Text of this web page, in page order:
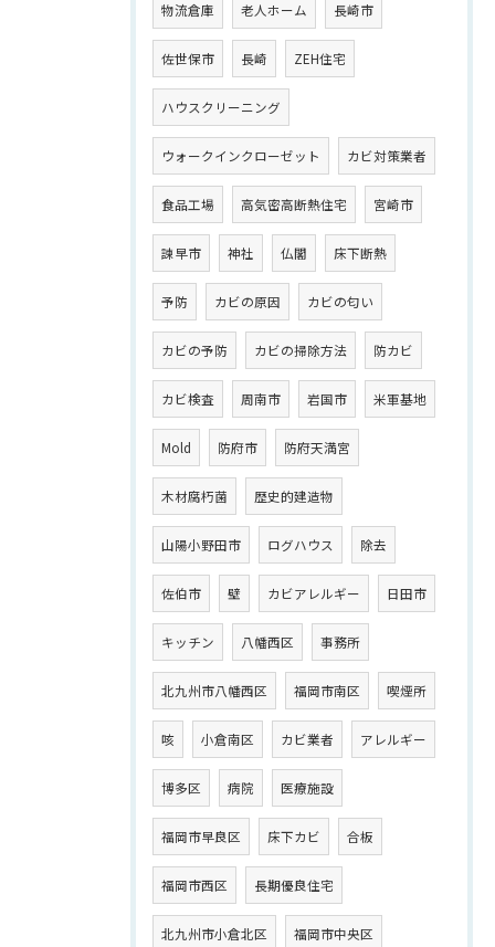
物流倉庫 老人ホーム 長崎市
佐世保市 長崎 ZEH住宅
ハウスクリーニング
ウォークインクローゼット カビ対策業者
食品工場 高気密高断熱住宅 宮崎市
諫早市 神社 仏閣 床下断熱
予防 カビの原因 カビの匂い
カビの予防 カビの掃除方法 防カビ
カビ検査 周南市 岩国市 米軍基地
Mold 防府市 防府天満宮
木材腐朽菌 歴史的建造物
山陽小野田市 ログハウス 除去
佐伯市 壁 カビアレルギー 日田市
キッチン 八幡西区 事務所
北九州市八幡西区 福岡市南区 喫煙所
咳 小倉南区 カビ業者 アレルギー
博多区 病院 医療施設
福岡市早良区 床下カビ 合板
福岡市西区 長期優良住宅
北九州市小倉北区 福岡市中央区